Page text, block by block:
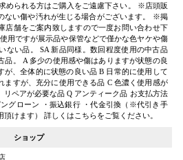
められる方はご購入をご遠慮下さい。 ※店頭販
ない傷や汚れが生じる場合がございます。 ※掲
店舗をご案内致しますので一度お問い合わせ下
用ですが展示品や保管などで僅かな色ヤケや傷
ない品。 SA 新品同様。数回程度使用の中古品
品。 A 多少の使用感や傷はありますが状態の良
が、全体的に状態の良い品 B 日常的に使用して
ますが、充分に使用できる品 C 色濃く使用感が
リペアが必要な品 Q アンティーク品 お支払方法
グローン ・振込銀行 ・代金引換（※代引き手
けます） 詳しくはこちらをご覧ください。
ショップ